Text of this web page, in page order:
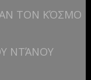
ΤΟΝ ΚΌΣΜΟ
ΝΤΆΝΟΥ